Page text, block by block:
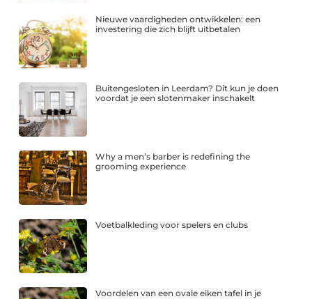
Nieuwe vaardigheden ontwikkelen: een
investering die zich blijft uitbetalen
Buitengesloten in Leerdam? Dit kun je doen
voordat je een slotenmaker inschakelt
Why a men’s barber is redefining the
grooming experience
Voetbalkleding voor spelers en clubs
Voordelen van een ovale eiken tafel in je